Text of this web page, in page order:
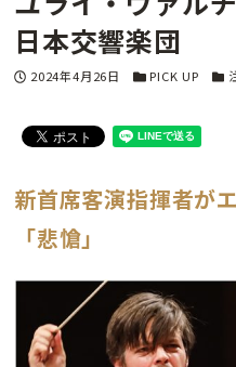
日本交響楽団
投稿日
2024年4月26日 カテゴリー
PICK UP カ
新首席客演指揮者が
「悲愴」